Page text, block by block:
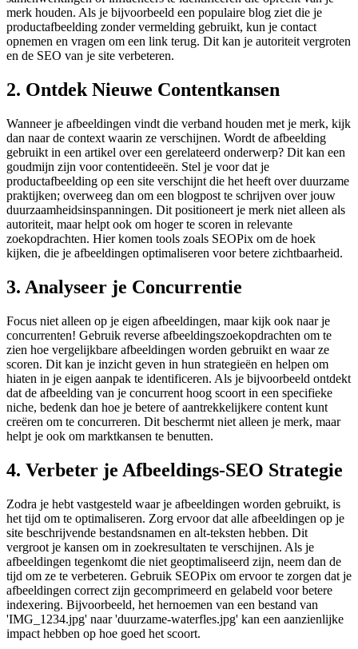
merk houden. Als je bijvoorbeeld een populaire blog ziet die je
productafbeelding zonder vermelding gebruikt, kun je contact
opnemen en vragen om een link terug. Dit kan je autoriteit vergroten
en de SEO van je site verbeteren.
2. Ontdek Nieuwe Contentkansen
Wanneer je afbeeldingen vindt die verband houden met je merk, kijk
dan naar de context waarin ze verschijnen. Wordt de afbeelding
gebruikt in een artikel over een gerelateerd onderwerp? Dit kan een
goudmijn zijn voor contentideeën. Stel je voor dat je
productafbeelding op een site verschijnt die het heeft over duurzame
praktijken; overweeg dan om een blogpost te schrijven over jouw
duurzaamheidsinspanningen. Dit positioneert je merk niet alleen als
autoriteit, maar helpt ook om hoger te scoren in relevante
zoekopdrachten. Hier komen tools zoals SEOPix om de hoek
kijken, die je afbeeldingen optimaliseren voor betere zichtbaarheid.
3. Analyseer je Concurrentie
Focus niet alleen op je eigen afbeeldingen, maar kijk ook naar je
concurrenten! Gebruik reverse afbeeldingszoekopdrachten om te
zien hoe vergelijkbare afbeeldingen worden gebruikt en waar ze
scoren. Dit kan je inzicht geven in hun strategieën en helpen om
hiaten in je eigen aanpak te identificeren. Als je bijvoorbeeld ontdekt
dat de afbeelding van je concurrent hoog scoort in een specifieke
niche, bedenk dan hoe je betere of aantrekkelijkere content kunt
creëren om te concurreren. Dit beschermt niet alleen je merk, maar
helpt je ook om marktkansen te benutten.
4. Verbeter je Afbeeldings-SEO Strategie
Zodra je hebt vastgesteld waar je afbeeldingen worden gebruikt, is
het tijd om te optimaliseren. Zorg ervoor dat alle afbeeldingen op je
site beschrijvende bestandsnamen en alt-teksten hebben. Dit
vergroot je kansen om in zoekresultaten te verschijnen. Als je
afbeeldingen tegenkomt die niet geoptimaliseerd zijn, neem dan de
tijd om ze te verbeteren. Gebruik SEOPix om ervoor te zorgen dat je
afbeeldingen correct zijn gecomprimeerd en gelabeld voor betere
indexering. Bijvoorbeeld, het hernoemen van een bestand van
'IMG_1234.jpg' naar 'duurzame-waterfles.jpg' kan een aanzienlijke
impact hebben op hoe goed het scoort.